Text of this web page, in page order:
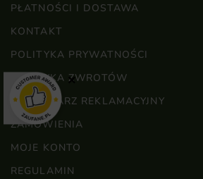
PŁATNOŚCI I DOSTAWA
KONTAKT
POLITYKA PRYWATNOŚCI
POLITYKA ZWROTÓW
FORMULARZ REKLAMACYJNY
ZAMÓWIENIA
MOJE KONTO
REGULAMIN
×